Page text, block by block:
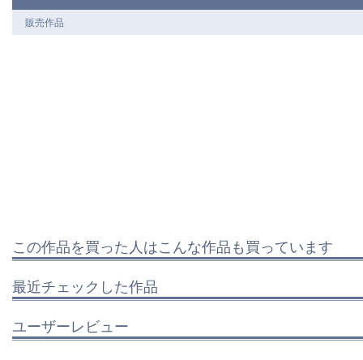
販売作品
この作品を買った人はこんな作品も買っています
最近チェックした作品
ユーザーレビュー